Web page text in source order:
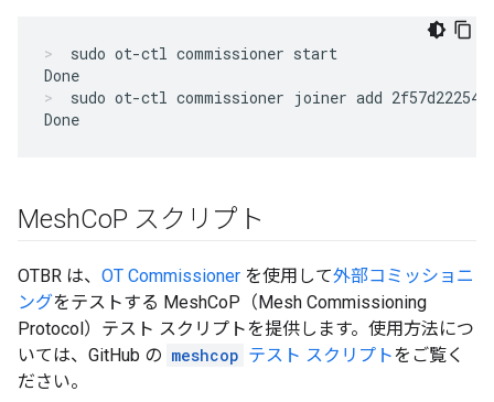
sudo ot-ctl commissioner start
sudo ot-ctl commissioner joiner add
MeshCoP スクリプト
OTBR は、 OT Commissioner を使用して外部コミッショニ
ングをテストする MeshCoP（Mesh Commissioning
Protocol）テスト スクリプトを提供します。使用方法につ
いては、GitHub の meshcop テスト スクリプトをご覧く
ださい。